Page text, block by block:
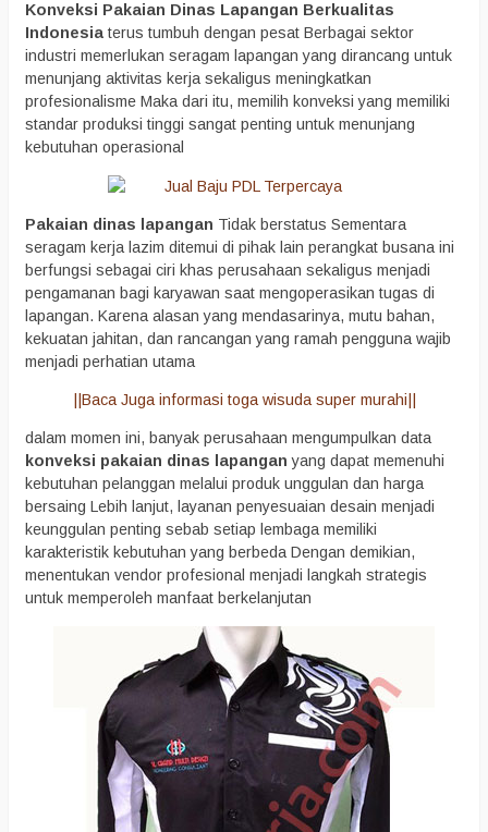
Konveksi Pakaian Dinas Lapangan Berkualitas
Indonesia terus tumbuh dengan pesat Berbagai sektor
industri memerlukan seragam lapangan yang dirancang untuk
menunjang aktivitas kerja sekaligus meningkatkan
profesionalisme Maka dari itu, memilih konveksi yang memiliki
standar produksi tinggi sangat penting untuk menunjang
kebutuhan operasional
Pakaian dinas lapangan Tidak berstatus Sementara
seragam kerja lazim ditemui di pihak lain perangkat busana ini
berfungsi sebagai ciri khas perusahaan sekaligus menjadi
pengamanan bagi karyawan saat mengoperasikan tugas di
lapangan. Karena alasan yang mendasarinya, mutu bahan,
kekuatan jahitan, dan rancangan yang ramah pengguna wajib
menjadi perhatian utama
||Baca Juga informasi toga wisuda super murahi||
dalam momen ini, banyak perusahaan mengumpulkan data
konveksi pakaian dinas lapangan yang dapat memenuhi
kebutuhan pelanggan melalui produk unggulan dan harga
bersaing Lebih lanjut, layanan penyesuaian desain menjadi
keunggulan penting sebab setiap lembaga memiliki
karakteristik kebutuhan yang berbeda Dengan demikian,
menentukan vendor profesional menjadi langkah strategis
untuk memperoleh manfaat berkelanjutan